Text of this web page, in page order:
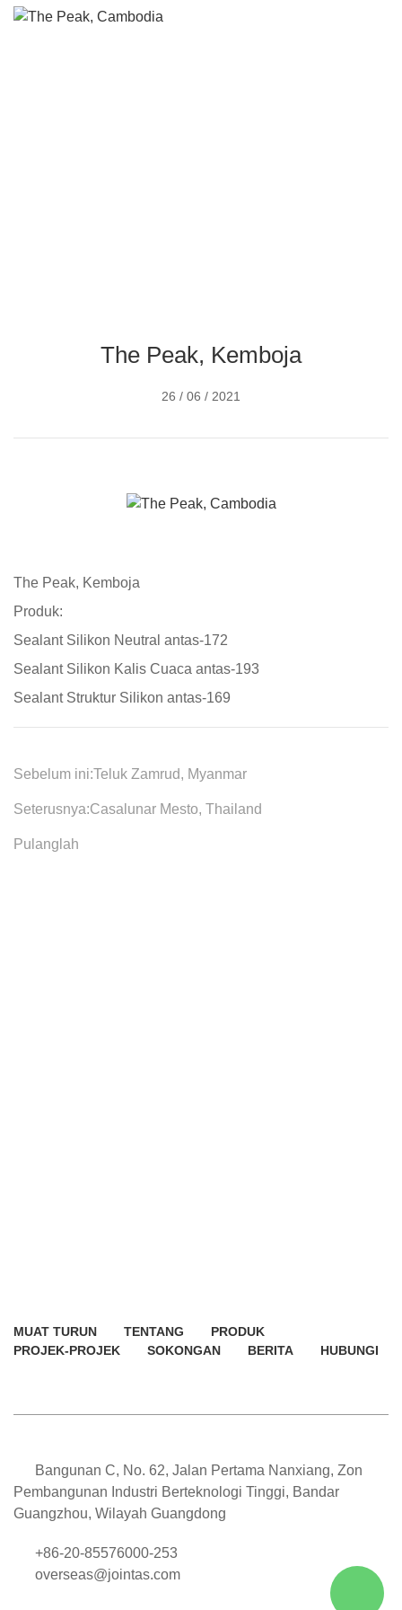
The Peak, Kemboja
26 / 06 / 2021
The Peak, Kemboja
Produk:
Sealant Silikon Neutral antas-172
Sealant Silikon Kalis Cuaca antas-193
Sealant Struktur Silikon antas-169
Sebelum ini:Teluk Zamrud, Myanmar
Seterusnya:Casalunar Mesto, Thailand
Pulanglah
MUAT TURUN TENTANG
PRODUK
PROJEK-PROJEK
SOKONGAN BERITA HUBUNGI
Bangunan C, No. 62, Jalan Pertama Nanxiang, Zon
Pembangunan Industri Berteknologi Tinggi, Bandar
Guangzhou, Wilayah Guangdong
+86-20-85576000-253
overseas@jointas.com